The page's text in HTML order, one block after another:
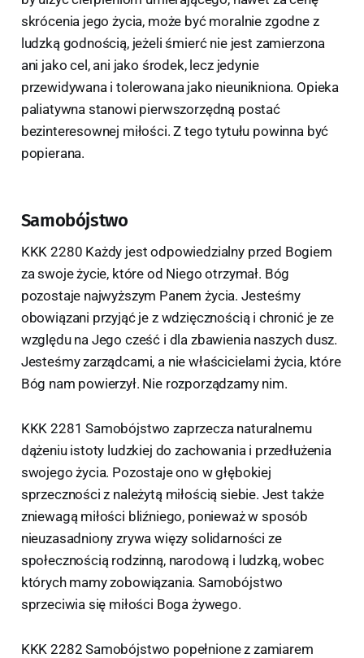
skrócenia jego życia, może być moralnie zgodne z
ludzką godnością, jeżeli śmierć nie jest zamierzona
ani jako cel, ani jako środek, lecz jedynie
przewidywana i tolerowana jako nieunikniona. Opieka
paliatywna stanowi pierwszorzędną postać
bezinteresownej miłości. Z tego tytułu powinna być
popierana.
Samobójstwo
KKK 2280 Każdy jest odpowiedzialny przed Bogiem
za swoje życie, które od Niego otrzymał. Bóg
pozostaje najwyższym Panem życia. Jesteśmy
obowiązani przyjąć je z wdzięcznością i chronić je ze
względu na Jego cześć i dla zbawienia naszych dusz.
Jesteśmy zarządcami, a nie właścicielami życia, które
Bóg nam powierzył. Nie rozporządzamy nim.
KKK 2281 Samobójstwo zaprzecza naturalnemu
dążeniu istoty ludzkiej do zachowania i przedłużenia
swojego życia. Pozostaje ono w głębokiej
sprzeczności z należytą miłością siebie. Jest także
zniewagą miłości bliźniego, ponieważ w sposób
nieuzasadniony zrywa więzy solidarności ze
społecznością rodzinną, narodową i ludzką, wobec
których mamy zobowiązania. Samobójstwo
sprzeciwia się miłości Boga żywego.
KKK 2282 Samobójstwo popełnione z zamiarem